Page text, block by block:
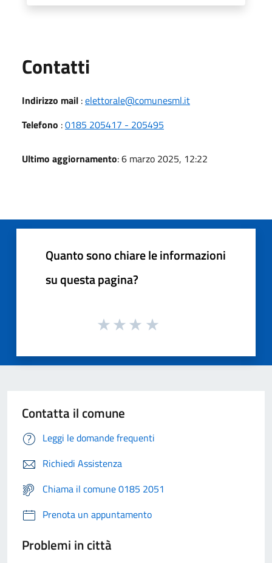
Contatti
Indirizzo mail :elettorale@comunesml.it
Telefono :0185 205417 - 205495
Ultimo aggiornamento: 6 marzo 2025, 12:22
Quanto sono chiare le informazioni
su questa pagina?
Contatta il comune
Leggi le domande frequenti
Richiedi Assistenza
Chiama il comune 0185 2051
Prenota un appuntamento
Problemi in città